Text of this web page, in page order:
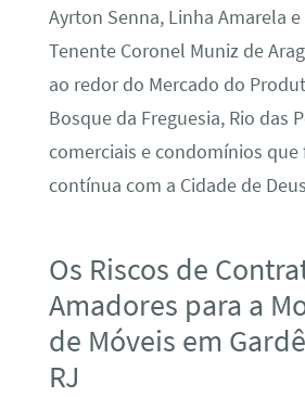
Ayrton Senna, Linha Amarela e
Tenente Coronel Muniz de
ao redor do Mercado do
Bosque da Freguesia, Rio das
comerciais e condomínios que
contínua com a Cidade de
Os Riscos de
Amadores para a
de Móveis em
RJ